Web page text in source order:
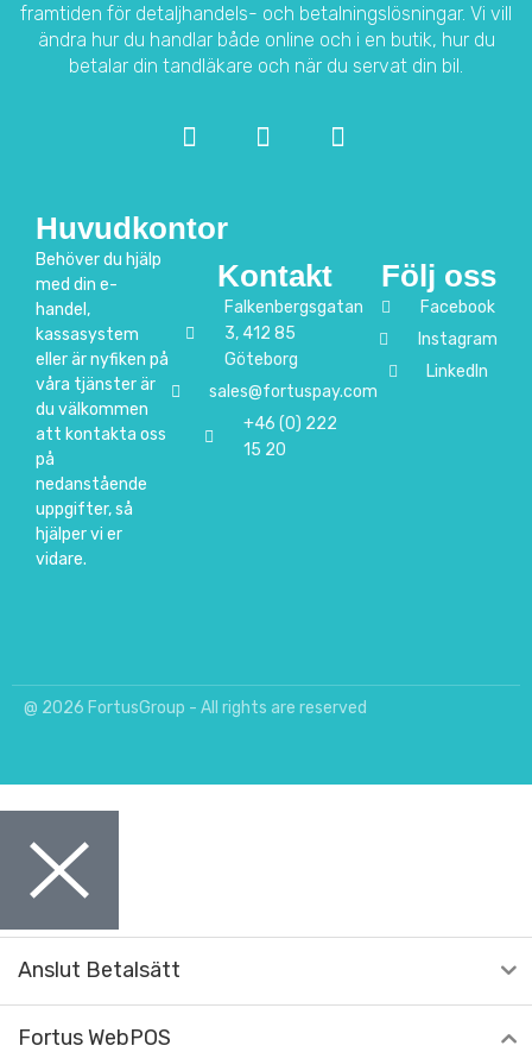
framtiden för detaljhandels- och betalningslösningar. Vi vill
ändra hur du handlar både online och i en butik, hur du
betalar din tandläkare och när du servat din bil.
Huvudkontor
Behöver du hjälp
med din e-
handel,
kassasystem
eller är nyfiken på
våra tjänster är
du välkommen
att kontakta oss
på
nedanstående
uppgifter, så
hjälper vi er
vidare.
Kontakt
Falkenbergsgatan
3, 412 85
Göteborg
sales@fortuspay.com
+46 (0) 222
15 20
Följ oss
Facebook
Instagram
LinkedIn
@ 2026 FortusGroup - All rights are reserved
Anslut Betalsätt
Fortus WebPOS